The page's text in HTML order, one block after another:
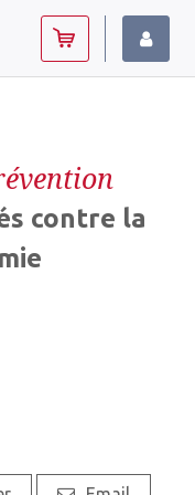
contre la